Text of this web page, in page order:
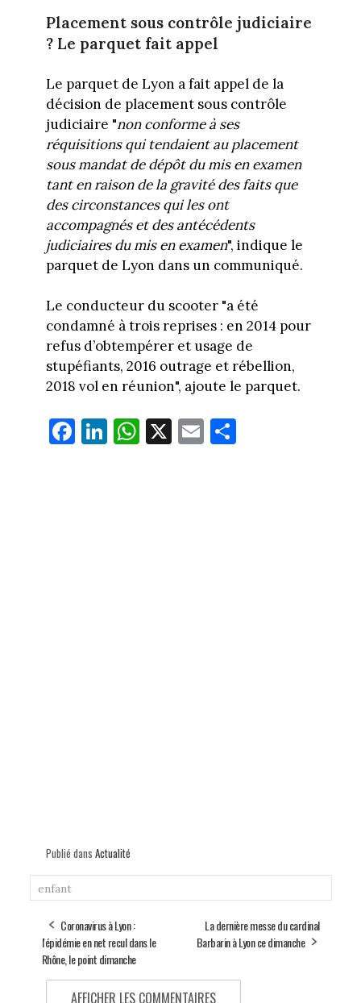
Placement sous contrôle judiciaire
? Le parquet fait appel
Le parquet de Lyon a fait appel de la
décision de placement sous contrôle
judiciaire "non conforme à ses
réquisitions qui tendaient au placement
sous mandat de dépôt du mis en examen
tant en raison de la gravité des faits que
des circonstances qui les ont
accompagnés et des antécédents
judiciaires du mis en examen", indique le
parquet de Lyon dans un communiqué.
Le conducteur du scooter "a été
condamné à trois reprises : en 2014 pour
refus d’obtempérer et usage de
stupéfiants, 2016 outrage et rébellion,
2018 vol en réunion", ajoute le parquet.
Fa
ce
Li
nk
W
ha
X E
m
Pa
rt
Publié dans Actualité
enfant
Coronavirus à Lyon :
l'épidémie en net recul dans le
Rhône, le point dimanche
La dernière messe du cardinal
Barbarin à Lyon ce dimanche
AFFICHER LES COMMENTAIRES